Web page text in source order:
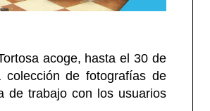
acoge, hasta el 30 de
colección de fotografías de
de trabajo con los usuarios